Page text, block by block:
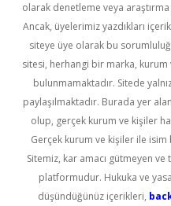
olarak denetleme veya
Ancak, üyelerimiz yazdıkları
siteye üye olarak bu
sitesi, herhangi bir marka, kurum
bulunmamaktadır. Sitede
paylaşılmaktadır. Burada yer
olup, gerçek kurum ve kişiler
Gerçek kurum ve kişiler ile
Sitemiz, kar amacı gütmeyen
platformudur. Hukuka ve
düşündüğünüz içerikleri,